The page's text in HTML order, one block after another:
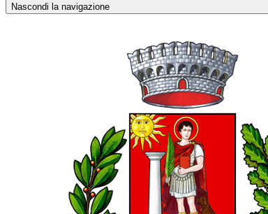
Nascondi la navigazione